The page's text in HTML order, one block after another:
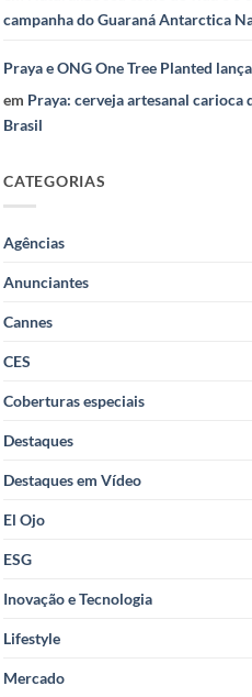
campanha do Guaraná Antarctica
Praya e ONG One Tree Planted
em Praya: cerveja artesanal carioca
Brasil
CATEGORIAS
Agências
Anunciantes
Cannes
CES
Coberturas especiais
Destaques
Destaques em Vídeo
El Ojo
ESG
Inovação e Tecnologia
Lifestyle
Mercado